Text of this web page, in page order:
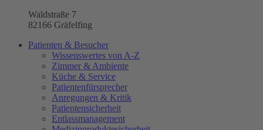
Waldstraße 7
82166 Gräfelfing
Patienten & Besucher
Wissenswertes von A-Z
Zimmer & Ambiente
Küche & Service
Patientenfürsprecher
Anregungen & Kritik
Patientensicherheit
Entlassmanagement